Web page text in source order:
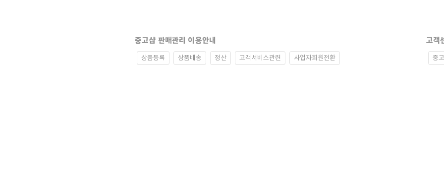
중고샵 판매관리 이용안내
상품등록 상품배송 정산 고객서비스관련 사업자회원전환
고객
중